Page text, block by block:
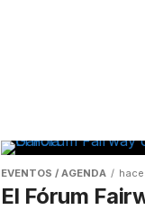
EVENTOS / AGENDA
El Fórum